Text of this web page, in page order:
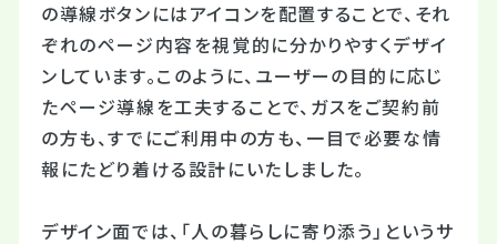
の導線ボタンにはアイコンを配置することで、それ
ぞれのページ内容を視覚的に分かりやすくデザイ
ンしています。このように、ユーザーの目的に応じ
たページ導線を工夫することで、ガスをご契約前
の方も、すでにご利用中の方も、一目で必要な情
報にたどり着ける設計にいたしました。
デザイン面では、「人の暮らしに寄り添う」というサ